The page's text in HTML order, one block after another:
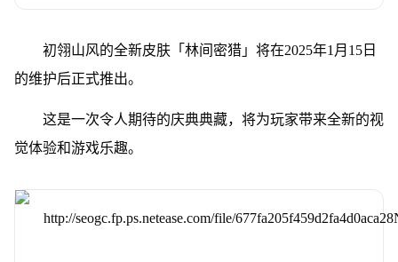
初翎山风的全新皮肤「林间密猎」将在2025年1月15日
的维护后正式推出。
这是一次令人期待的庆典典藏，将为玩家带来全新的视
觉体验和游戏乐趣。